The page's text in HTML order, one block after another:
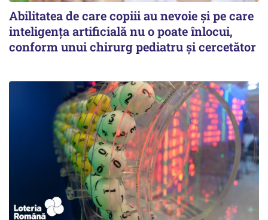
Abilitatea de care copiii au nevoie și pe care
inteligența artificială nu o poate înlocui,
conform unui chirurg pediatru și cercetător